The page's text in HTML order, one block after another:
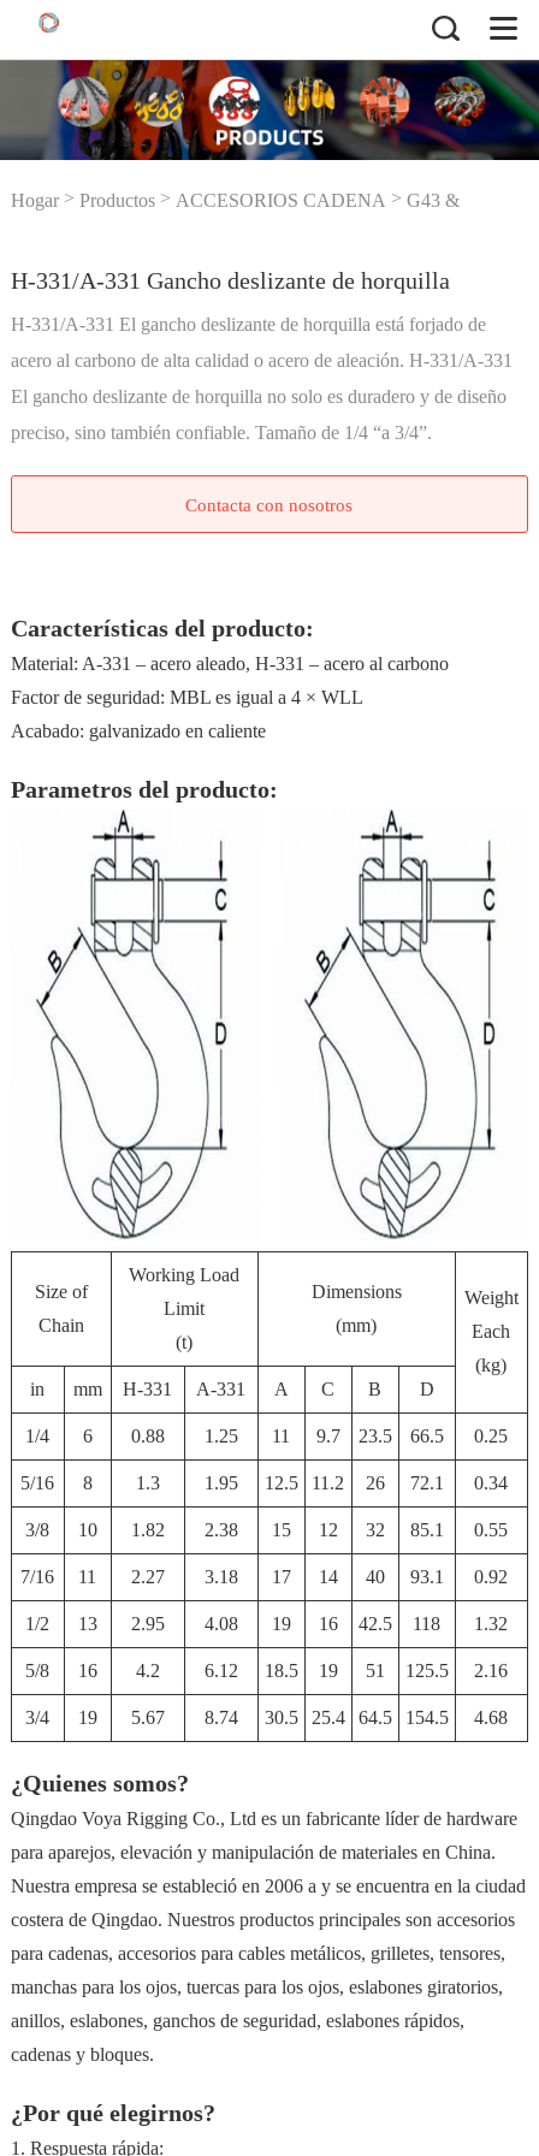
Hogar > Productos > ACCESORIOS CADENA > G43 &
H-331/A-331 Gancho deslizante de horquilla
H-331/A-331 El gancho deslizante de horquilla está forjado de
acero al carbono de alta calidad o acero de aleación. H-331/A-331
El gancho deslizante de horquilla no solo es duradero y de diseño
preciso, sino también confiable. Tamaño de 1/4 “a 3/4”.
Contacta con nosotros
Características del producto:
Material: A-331 – acero aleado, H-331 – acero al carbono
Factor de seguridad: MBL es igual a 4 × WLL
Acabado: galvanizado en caliente
Parametros del producto:
Size of
Chain
Working Load
Limit
(t)
Dimensions
(mm)
Weight
Each
(kg)
in
mm H-331 A-331 A C B D
1/4 6 0.88 1.25 11 9.7 23.5 66.5 0.25
5/16 8 1.3 1.95 12.5 11.2 26 72.1 0.34
3/8 10 1.82 2.38 15 12 32 85.1 0.55
7/16 11 2.27 3.18 17 14 40 93.1 0.92
1/2 13 2.95 4.08 19 16 42.5 118 1.32
5/8 16 4.2 6.12 18.5 19 51 125.5 2.16
3/4 19 5.67 8.74 30.5 25.4 64.5 154.5 4.68
¿Quienes somos?
Qingdao Voya Rigging Co., Ltd es un fabricante líder de hardware
para aparejos, elevación y manipulación de materiales en China.
Nuestra empresa se estableció en 2006 a y se encuentra en la ciudad
costera de Qingdao. Nuestros productos principales son accesorios
para cadenas, accesorios para cables metálicos, grilletes, tensores,
manchas para los ojos, tuercas para los ojos, eslabones giratorios,
anillos, eslabones, ganchos de seguridad, eslabones rápidos,
cadenas y bloques.
¿Por qué elegirnos?
1. Respuesta rápida: